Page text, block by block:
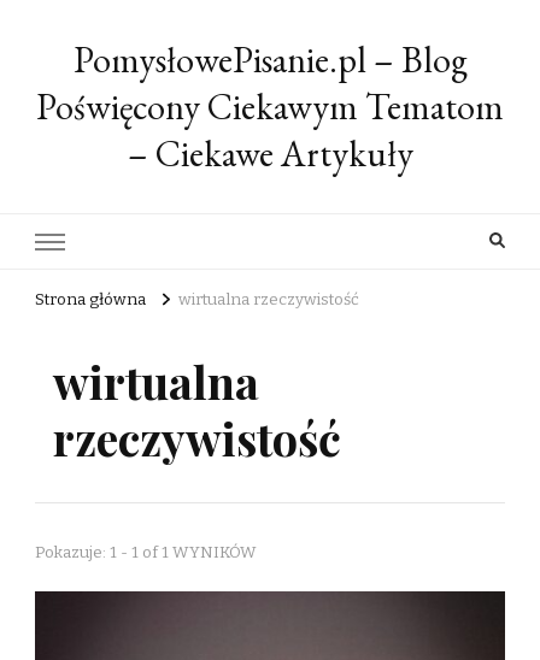
PomysłowePisanie.pl – Blog
Poświęcony Ciekawym Tematom
– Ciekawe Artykuły
Strona główna wirtualna rzeczywistość
wirtualna
rzeczywistość
Pokazuje: 1 - 1 of 1 WYNIKÓW